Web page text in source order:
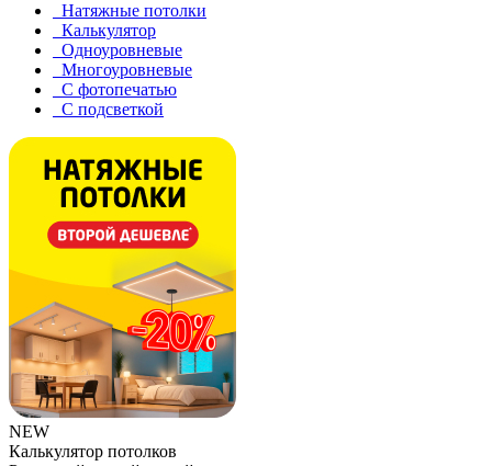
Натяжные потолки
Калькулятор
Одноуровневые
Многоуровневые
С фотопечатью
С подсветкой
NEW
Калькулятор потолков